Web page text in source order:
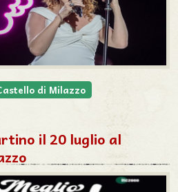
di Milazzo
il 20 luglio al